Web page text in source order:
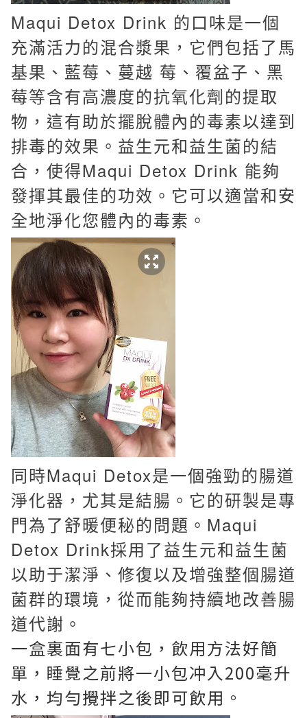
Maqui Detox Drink 的口味是一個
充滿活力的混合漿果，它們包括了馬
基果、藍莓、蔓越 莓、覆盆子、黑
莓等含有高濃度的抗氧化劑的提取
物，這有助於擺脫體內的毒素以達到
排毒的效果。益生元和益生菌的結
合，使得Maqui Detox Drink 能夠
發揮其最佳的功效。它可以適當和安
全地淨化您體內的毒素。
同時Maqui Detox是一個強勁的腸道
淨化器，尤其是結腸。它的研製是專
門為了舒暖便秘的問題。Maqui
Detox Drink採用了益生元和益生菌
以助于潔淨、修復以及增強整個腸道
菌群的環境，從而能夠持續地改善腸
道代謝。
一盒裏面有七小包，飲用方法好簡
單，睡覺之前將一小包冲入200毫升
水，均勻攪拌之後即可飲用。